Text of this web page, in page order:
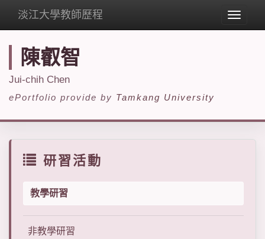
Toggle
淡江大學教師歷程
陳叡智
Jui-chih Chen
ePortfolio provide by Tamkang University
研習活動
教學研習
非教學研習